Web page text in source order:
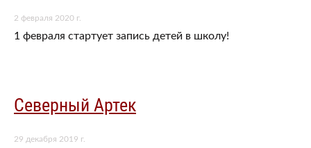
2 февраля 2020 г.
1 февраля стартует запись детей в школу!
Северный Артек
29 декабря 2019 г.